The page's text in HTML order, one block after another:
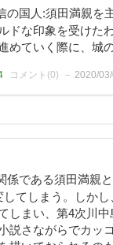
国人:須田満親を主
ドな印象を受けた
めていく際に、城
コメント(0) 2020/
係である須田満親
してしまう。しか
しまい、第4次川
説さながらでカッ